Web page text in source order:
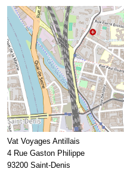
Vat Voyages Antillais
4 Rue Gaston Philippe
93200 Saint-Denis